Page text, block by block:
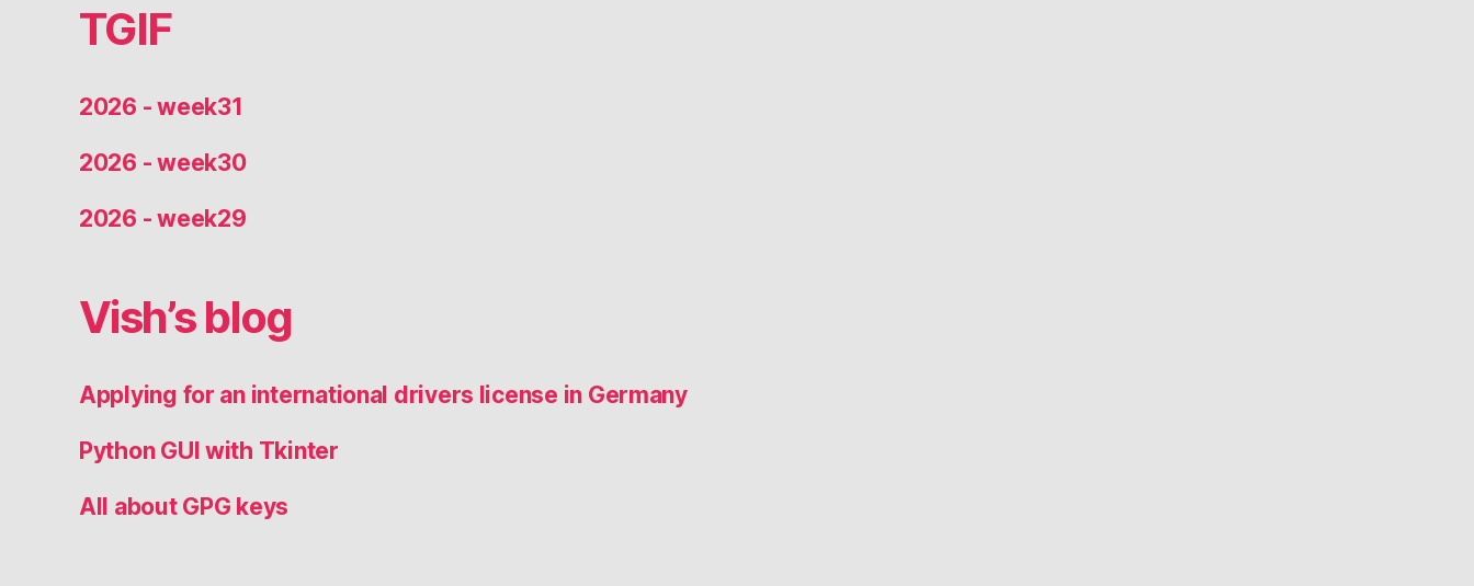
TGIF
2026 - week31
2026 - week30
2026 - week29
Vish’s blog
Applying for an international drivers license in Germany
Python GUI with Tkinter
All about GPG keys